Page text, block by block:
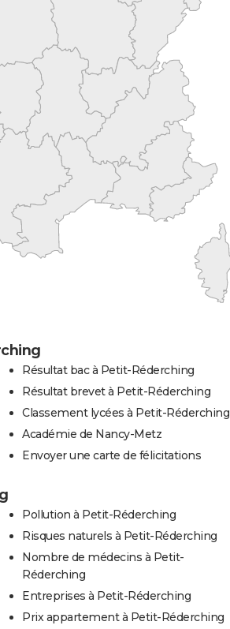
Résultat bac à Petit-Réderching
Résultat brevet à Petit-Réderching
Classement lycées à Petit-Réderching
Académie de Nancy-Metz
Envoyer une carte de félicitations
Pollution à Petit-Réderching
Risques naturels à Petit-Réderching
Nombre de médecins à Petit-
Réderching
Entreprises à Petit-Réderching
Prix appartement à Petit-Réderching